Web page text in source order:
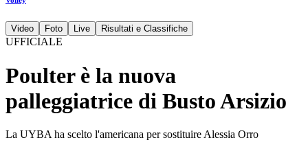
Video Foto Live Risultati e Classifiche
UFFICIALE
Poulter è la nuova
palleggiatrice di Busto Arsizio
La UYBA ha scelto l'americana per sostituire Alessia Orro